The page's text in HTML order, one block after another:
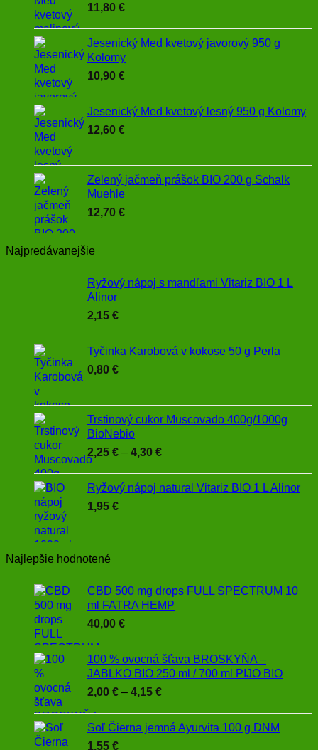
11,80 €
Jesenický Med kvetový javorový 950 g
Kolomy
10,90 €
Jesenický Med kvetový lesný 950 g Kolomy
12,60 €
Zelený jačmeň prášok BIO 200 g Schalk
Muehle
12,70 €
Najpredávanejšie
Ryžový nápoj s mandľami Vitariz BIO 1 L
Alinor
2,15 €
Tyčinka Karobová v kokose 50 g Perla
0,80 €
Trstinový cukor Muscovado 400g/1000g
BioNebio
2,25 € – 4,30 €Price
2,25 €
through
Ryžový nápoj natural Vitariz BIO 1 L Alinor
1,95 €
Najlepšie hodnotené
CBD 500 mg drops FULL SPECTRUM 10
ml FATRA HEMP
40,00 €
100 % ovocná šťava BROSKYŇA –
JABLKO BIO 250 ml / 700 ml PIJO BIO
2,00 € – 4,15 €Price
2,00 €
through
Soľ Čierna jemná Ayurvita 100 g DNM
1,55 €